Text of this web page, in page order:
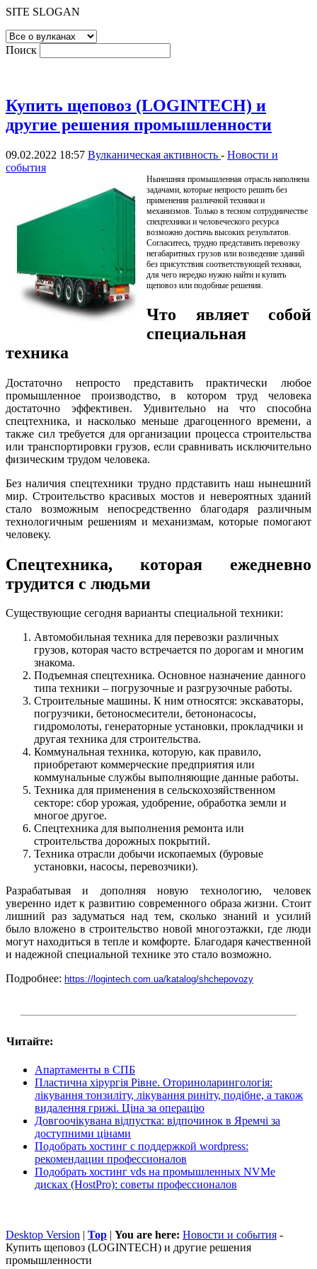
SITE SLOGAN
Поиск
Купить щеповоз (LOGINTECH) и
другие решения промышленности
09.02.2022 18:57 Вулканическая активность - Новости и
события
Нынешняя промышленная отрасль наполнена
задачами, которые непросто решить без
применения различной техники и
механизмов. Только в тесном сотрудничестве
спецтехники и человеческого ресурса
возможно достичь высоких результатов.
Согласитесь, трудно представить перевозку
негабаритных грузов или возведение зданий
без присутствия соответствующей техники,
для чего нередко нужно найти и купить
щеповоз или подобные решения.
Что являет собой
специальная
техника
Достаточно непросто представить практически любое
промышленное производство, в котором труд человека
достаточно эффективен. Удивительно на что способна
спецтехника, и насколько меньше драгоценного времени, а
также сил требуется для организации процесса строительства
или транспортировки грузов, если сравнивать исключительно
физическим трудом человека.
Без наличия спецтехники трудно прдставить наш нынешний
мир. Строительство красивых мостов и невероятных зданий
стало возможным непосредственно благодаря различным
технологичным решениям и механизмам, которые помогают
человеку.
Спецтехника, которая ежедневно
трудится с людьми
Существующие сегодня варианты специальной техники:
Автомобильная техника для перевозки различных
грузов, которая часто встречается по дорогам и многим
знакома.
Подъемная спецтехника. Основное назначение данного
типа техники – погрузочные и разгрузочные работы.
Строительные машины. К ним относятся: экскаваторы,
погрузчики, бетоносмесители, бетононасосы,
гидромолоты, генераторные установки, прокладчики и
другая техника для строительства.
Коммунальная техника, которую, как правило,
приобретают коммерческие предприятия или
коммунальные службы выполняющие данные работы.
Техника для применения в сельскохозяйственном
секторе: сбор урожая, удобрение, обработка земли и
многое другое.
Спецтехника для выполнения ремонта или
строительства дорожных покрытий.
Техника отрасли добычи ископаемых (буровые
установки, насосы, перевозчики).
Разрабатывая и дополняя новую технологию, человек
уверенно идет к развитию современного образа жизни. Стоит
лишний раз задуматься над тем, сколько знаний и усилий
было вложено в строительство новой многоэтажки, где люди
могут находиться в тепле и комфорте. Благодаря качественной
и надежной специальной технике это стало возможно.
Подробнее: https://logintech.com.ua/katalog/shchepovozy
Читайте:
Апартаменты в СПБ
Пластична хірургія Рівне. Оториноларингологія:
лікування тонзиліту, лікування риніту, подібне, а також
видалення грижі. Ціна за операцію
Довгоочікувана відпустка: відпочинок в Яремчі за
доступними цінами
Подобрать хостинг с поддержкой wordpress:
рекомендации профессионалов
Подобрать хостинг vds на промышленных NVMe
дисках (HostPro): советы профессионалов
Desktop Version | Top | You are here: Новости и события -
Купить щеповоз (LOGINTECH) и другие решения
промышленности